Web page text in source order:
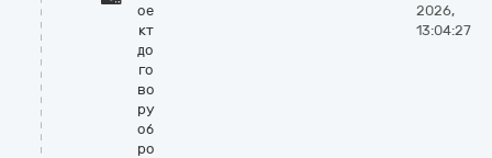
ое
кт
до
го
во
ру
об
ро
2026,
13:04:27